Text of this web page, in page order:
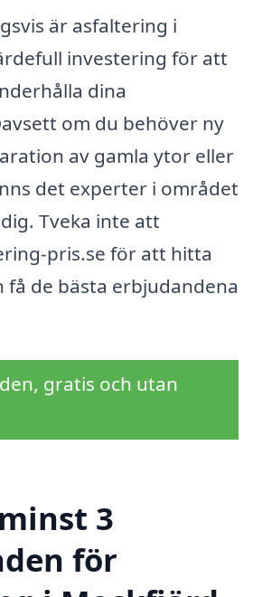
är asfaltering i
investering för att
dina
om du behöver ny
av gamla ytor eller
det experter i området
Tveka inte att
pris.se för att hitta
de bästa erbjudandena
gratis och utan
3
för